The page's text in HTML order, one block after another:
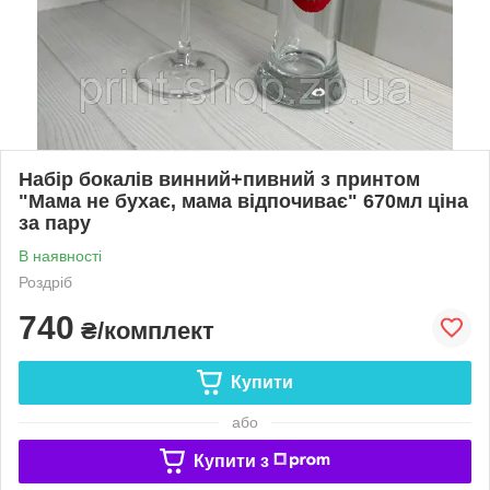
Набір бокалів винний+пивний з принтом
"Мама не бухає, мама відпочиває" 670мл ціна
за пару
В наявності
Роздріб
740 ₴/комплект
Купити
або
Купити з